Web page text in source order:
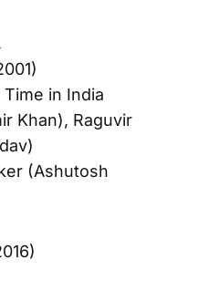
in India
Khan), Raguvir
(Ashutosh